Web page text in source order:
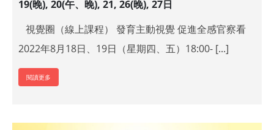
19(晚), 20(午、晚), 21, 26(晚), 27日
視覺圈（線上課程） 發育主動視覺 促進全感官察看
2022年8月18日、19日（星期四、五）18:00- [...]
閱讀更多